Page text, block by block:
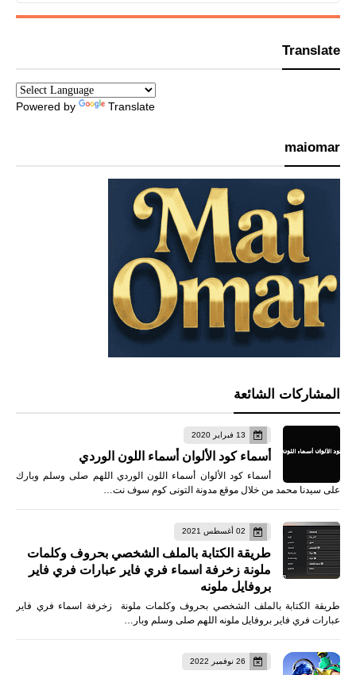
Translate
Powered by Translate
maiomar
المشاركات الشائعة
13 فبراير 2020
أسماء كود الألوان أسماء اللون الوردي
أسماء كود الألوان أسماء اللون الوردي اللهم صلى وسلم وبارك
على سيدنا محمد من خلال موقع مدونة التونى كوم سوف نت…
02 أغسطس 2021
طريقة الكتابة بالملف الشخصي بحروف وكلمات
ملونة زخرفة اسماء فري فاير عبارات فري فاير
بروفايل ملونه
طريقة الكتابة بالملف الشخصي بحروف وكلمات ملونة زخرفة اسماء فري فاير
عبارات فري فاير بروفايل ملونه اللهم صلى وسلم وبار…
26 نوفمبر 2022